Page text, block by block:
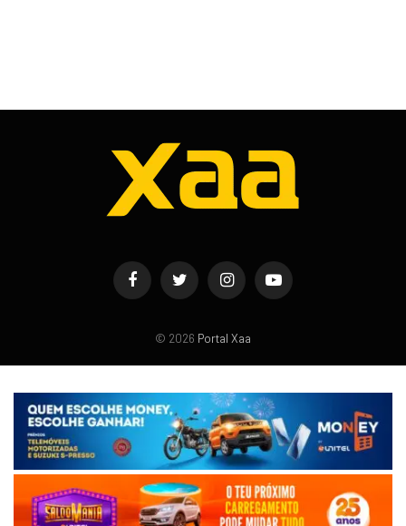
FacebookTwitter InstagramYouTube
© 2026 Portal Xaa